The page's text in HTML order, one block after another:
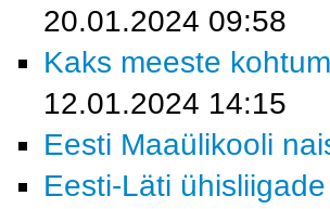
20.01.2024 09:58
Kaks meeste
12.01.2024 14:15
Eesti Maaülikooli
Eesti-Läti